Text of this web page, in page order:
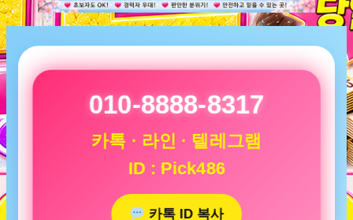
010-8888-8317
카톡 · 라인 · 텔레그램
ID : Pick486
카톡 ID 복사